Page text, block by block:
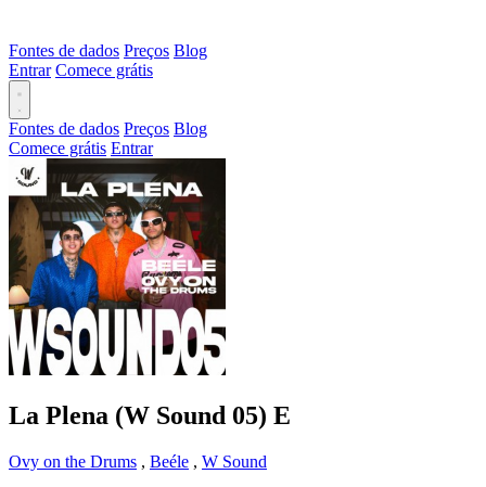
Fontes de dados Preços Blog
Entrar Comece grátis
Fontes de dados Preços Blog
Comece grátis Entrar
La Plena (W Sound 05) E
Ovy on the Drums , Beéle , W Sound